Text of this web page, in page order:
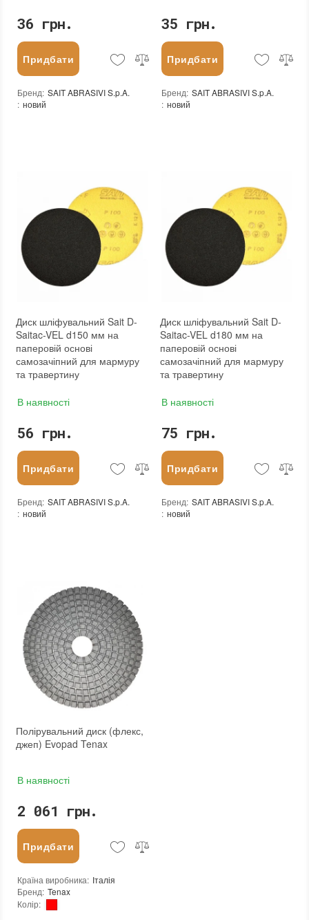
36 грн.
Придбати
Бренд: SAIT ABRASIVI S.p.A.
: новий
35 грн.
Придбати
Бренд: SAIT ABRASIVI S.p.A.
: новий
Диск шліфувальний Sait D-
Saitac-VEL d150 мм на
паперовій основі
самозачіпний для мармуру
та травертину
В наявності
56 грн.
Придбати
Бренд: SAIT ABRASIVI S.p.A.
: новий
Диск шліфувальний Sait D-
Saitac-VEL d180 мм на
паперовій основі
самозачіпний для мармуру
та травертину
В наявності
75 грн.
Придбати
Бренд: SAIT ABRASIVI S.p.A.
: новий
Полірувальний диск (флекс,
джеп) Evopad Tenax
В наявності
2 061 грн.
Придбати
Країна виробника: Італія
Бренд: Tenax
Колір: